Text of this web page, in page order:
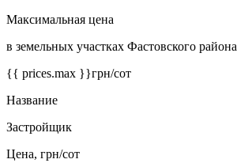
Максимальная цена
в земельных участках Фастовского района
{{ prices.max }}грн/сот
Название
Застройщик
Цена, грн/сот